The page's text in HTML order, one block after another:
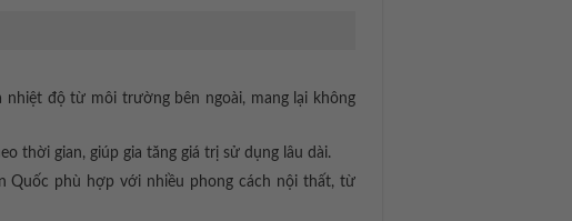
độ từ môi trường bên ngoài, mang lại không
thời gian, giúp gia tăng giá trị sử dụng lâu dài.
Quốc phù hợp với nhiều phong cách nội thất, từ